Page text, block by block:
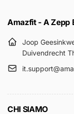
Amazfit - A Zepp
Joop
Duivendrecht
CHI SIAMO